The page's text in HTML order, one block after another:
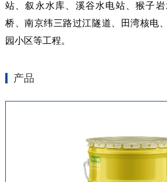
站、叙永水库、溪谷水电站、猴子
桥、南京纬三路过江隧道、田湾核电
园小区等工程。
产品